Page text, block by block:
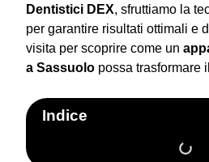
Dentistici DEX, sfruttiamo la
per garantire risultati ottimali e
visita per scoprire come un
a Sassuolo possa trasformare
Indice